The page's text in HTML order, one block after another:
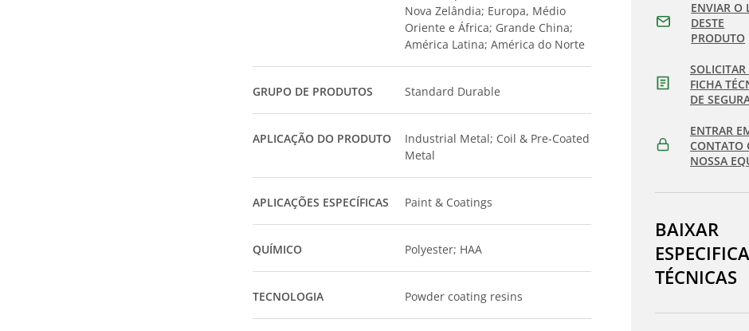
Nova Zelândia; Europa, Médio
Oriente e África; Grande China;
América Latina; América do Norte
GRUPO DE PRODUTOS Standard Durable
APLICAÇÃO DO PRODUTO
Industrial Metal; Coil & Pre-Coated
Metal
APLICAÇÕES ESPECÍFICAS Paint & Coatings
QUÍMICO Polyester; HAA
TECNOLOGIA Powder coating resins
ENVIAR O
DESTE
PRODUTO
SOLICITAR
FICHA
DE
ENTRAR
CONTATO
NOSSA
BAIXAR
TÉCNICAS